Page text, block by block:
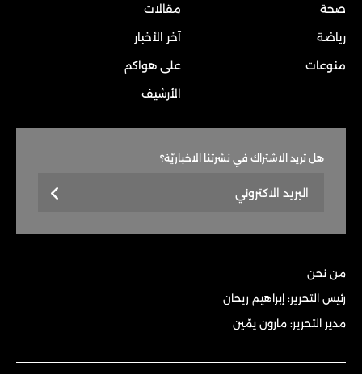
صحة
رياضة
منوعات
مقالات
آخر الأخبار
على هواكم
الأرشيف
هل تريد الاشتراك في نشرتنا الاخباريّة؟
من نحن
رئيس التحرير: إبراهيم ريحان
مدير التحرير: مارون يمّين